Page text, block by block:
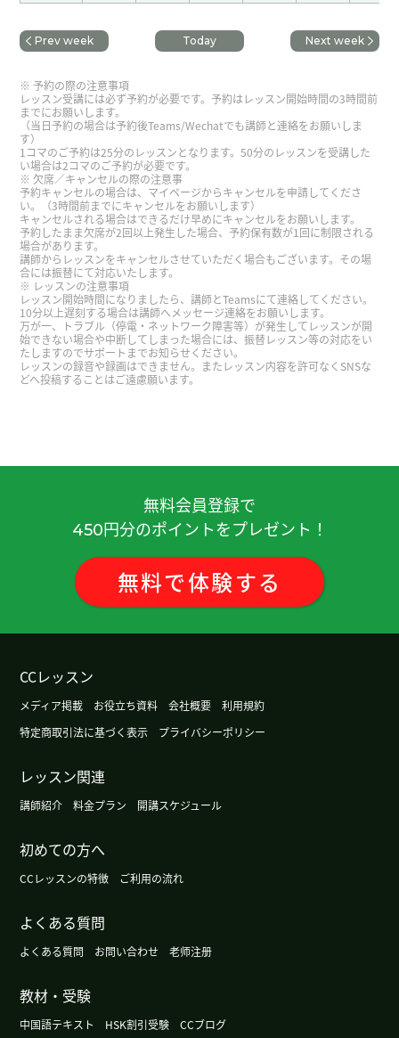
淡。( 女性 )
( 女性 )
休假的时候觉得时间过得很快。( 女性 )
好久不见了，下次也期待和你一起上课！( 40代 女
性 )
ありがとうございます 語彙力つけまっす( 50代 男
性 )
好久不见、今天聊得很开心、谢谢老师。期待下次
( 40代 男性 )
いつも楽しく会話しています。こちらの話を色々覚
えてくれてありがとうございます！( 40代 男性 )
老师也辛苦了！( 女性 )
冷。( 女性 )
今天广州的天气有点儿冷。( 女性 )
这周有点凉快，不过周末气温会再升高。
我又盲棋来了。( 女性 )
广州的天气渐渐有秋天的感觉了。
这部小说比较简单,但是有意思。
Prev week Today Next week
予約の際の注意事項
レッスン受講には必ず予約が必要です。予約はレッスン開始時間の3時間前
までにお願いします。
（当日予約の場合は予約後Teams/Wechatでも講師と連絡をお願いしま
す）
1コマのご予約は25分のレッスンとなります。50分のレッスンを受講した
い場合は2コマのご予約が必要です。
欠席／キャンセルの際の注意事
予約キャンセルの場合は、マイページからキャンセルを申請してくださ
い。（3時間前までにキャンセルをお願いします）
キャンセルされる場合はできるだけ早めにキャンセルをお願いします。
予約したまま欠席が2回以上発生した場合、予約保有数が1回に制限される
場合があります。
講師からレッスンをキャンセルさせていただく場合もございます。その場
合には振替にて対応いたします。
レッスンの注意事項
レッスン開始時間になりましたら、講師とTeamsにて連絡してください。
10分以上遅刻する場合は講師へメッセージ連絡をお願いします。
万が一、トラブル（停電・ネットワーク障害等）が発生してレッスンが開
始できない場合や中断してしまった場合には、振替レッスン等の対応をい
たしますのでサポートまでお知らせください。
レッスンの録音や録画はできません。またレッスン内容を許可なくSNSな
どへ投稿することはご遠慮願います。
無料会員登録で
450円分のポイントをプレゼント！
無料で体験する
CCレッスン
メディア掲載 お役立ち資料 会社概要
利用規約
特定商取引法に基づく表示
プライバシーポリシー
レッスン関連
講師紹介 料金プラン 開講スケジュール
初めての方へ
CCレッスンの特徴 ご利用の流れ
よくある質問
よくある質問 お問い合わせ 老师注册
教材・受験
中国語テキスト HSK割引受験 CCブログ